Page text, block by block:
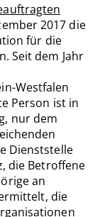
2017 die
für die
Seit dem Jahr
Westfalen
Person ist in
nur dem
Dienststelle
die Betroffene
an
die